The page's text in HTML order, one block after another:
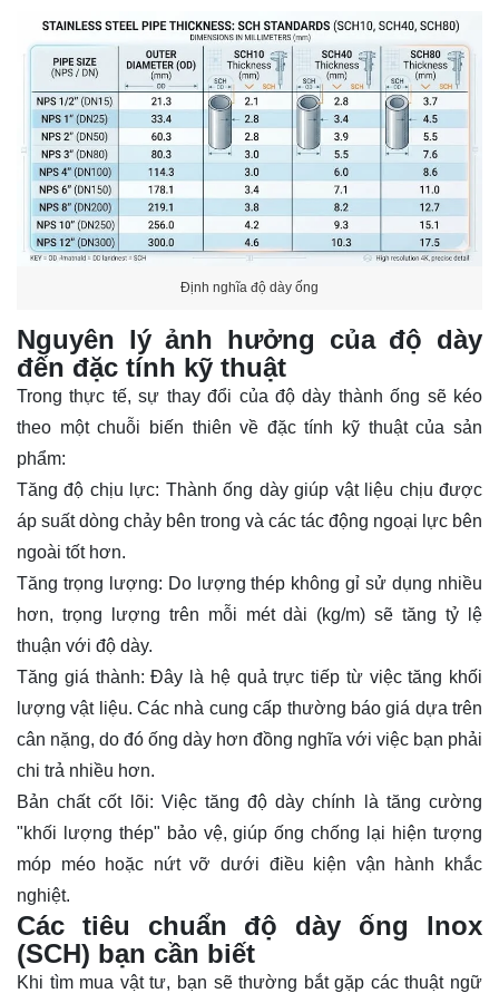
Định nghĩa độ dày ống
Nguyên lý ảnh hưởng của độ dày
đến đặc tính kỹ thuật
Trong thực tế, sự thay đổi của độ dày thành ống sẽ kéo
theo một chuỗi biến thiên về đặc tính kỹ thuật của sản
phẩm:
Tăng độ chịu lực: Thành ống dày giúp vật liệu chịu được
áp suất dòng chảy bên trong và các tác động ngoại lực bên
ngoài tốt hơn.
Tăng trọng lượng: Do lượng thép không gỉ sử dụng nhiều
hơn, trọng lượng trên mỗi mét dài (kg/m) sẽ tăng tỷ lệ
thuận với độ dày.
Tăng giá thành: Đây là hệ quả trực tiếp từ việc tăng khối
lượng vật liệu. Các nhà cung cấp thường báo giá dựa trên
cân nặng, do đó ống dày hơn đồng nghĩa với việc bạn phải
chi trả nhiều hơn.
Bản chất cốt lõi: Việc tăng độ dày chính là tăng cường
"khối lượng thép" bảo vệ, giúp ống chống lại hiện tượng
móp méo hoặc nứt vỡ dưới điều kiện vận hành khắc
nghiệt.
Các tiêu chuẩn độ dày ống lnox
(SCH) bạn cần biết
Khi tìm mua vật tư, bạn sẽ thường bắt gặp các thuật ngữ